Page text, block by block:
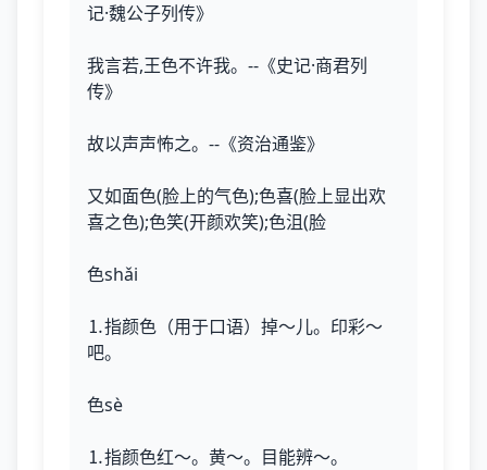
记·魏公子列传》
我言若,王色不许我。--《史记·商君列
传》
故以声声怖之。--《资治通鉴》
又如面色(脸上的气色);色喜(脸上显出欢
喜之色);色笑(开颜欢笑);色沮(脸
色shǎi
⒈指颜色（用于口语）掉～儿。印彩～
吧。
色sè
⒈指颜色红～。黄～。目能辨～。